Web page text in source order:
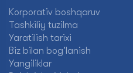
Korporativ boshqaruv
Tashkiliy tuzilma
Yaratilish tarixi
Biz bilan bog'lanish
Yangiliklar